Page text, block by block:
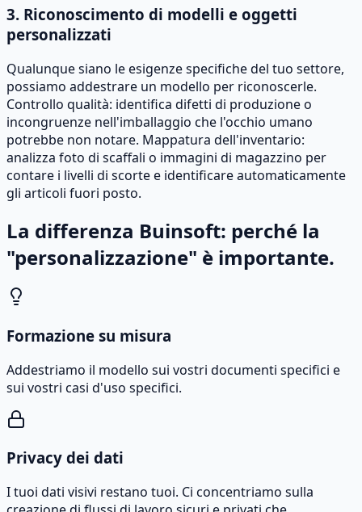
3. Riconoscimento di modelli e oggetti
personalizzati
Qualunque siano le esigenze specifiche del tuo settore,
possiamo addestrare un modello per riconoscerle.
Controllo qualità: identifica difetti di produzione o
incongruenze nell'imballaggio che l'occhio umano
potrebbe non notare. Mappatura dell'inventario:
analizza foto di scaffali o immagini di magazzino per
contare i livelli di scorte e identificare automaticamente
gli articoli fuori posto.
La differenza Buinsoft: perché la
"personalizzazione" è importante.
Formazione su misura
Addestriamo il modello sui vostri documenti specifici e
sui vostri casi d'uso specifici.
Privacy dei dati
I tuoi dati visivi restano tuoi. Ci concentriamo sulla